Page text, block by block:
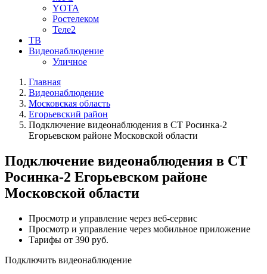
YOTA
Ростелеком
Теле2
ТВ
Видеонаблюдение
Уличное
Главная
Видеонаблюдение
Московская область
Егорьевский район
Подключение видеонаблюдения в СТ Росинка-2
Егорьевском районе Московской области
Подключение видеонаблюдения в СТ
Росинка-2 Егорьевском районе
Московской области
Просмотр и управление через веб-сервис
Просмотр и управление через мобильное приложение
Тарифы от 390 руб.
Подключить видеонаблюдение